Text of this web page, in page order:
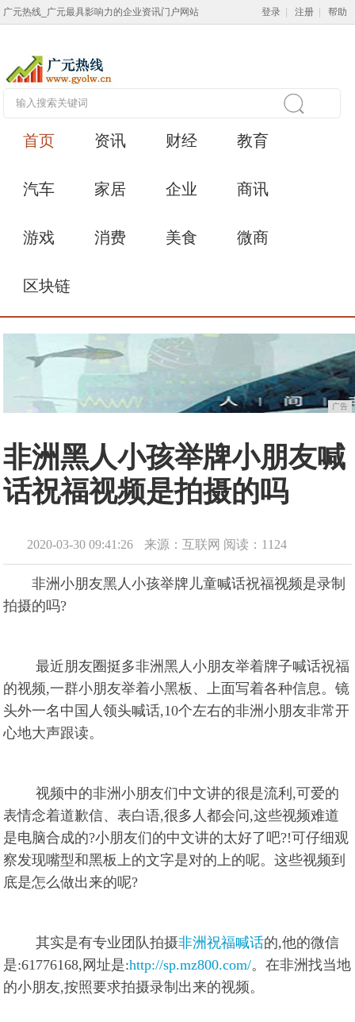
广元热线_广元最具影响力的企业资讯门户网站 登录 注册 帮助
首页 资讯 财经 教育
汽车 家居 企业 商讯
游戏 消费 美食 微商
区块链
广告
非洲黑人小孩举牌小朋友喊
话祝福视频是拍摄的吗
2020-03-30 09:41:26 来源：互联网 阅读：1124
非洲小朋友黑人小孩举牌儿童喊话祝福视频是录制
拍摄的吗?
最近朋友圈挺多非洲黑人小朋友举着牌子喊话祝福
的视频,一群小朋友举着小黑板、上面写着各种信息。镜
头外一名中国人领头喊话,10个左右的非洲小朋友非常开
心地大声跟读。
视频中的非洲小朋友们中文讲的很是流利,可爱的
表情念着道歉信、表白语,很多人都会问,这些视频难道
是电脑合成的?小朋友们的中文讲的太好了吧?!可仔细观
察发现嘴型和黑板上的文字是对的上的呢。这些视频到
底是怎么做出来的呢?
其实是有专业团队拍摄非洲祝福喊话的,他的微信
是:61776168,网址是:http://sp.mz800.com/。在非洲找当地
的小朋友,按照要求拍摄录制出来的视频。